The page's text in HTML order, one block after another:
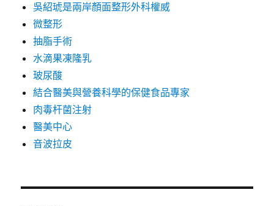
吳紹琥是兩岸顏面整形外科權威
微整形
抽脂手術
水滴果凍隆乳
玻尿酸
結合醫美與營養科學的保健食品專家
肉毒杆菌注射
醫美中心
音波拉皮